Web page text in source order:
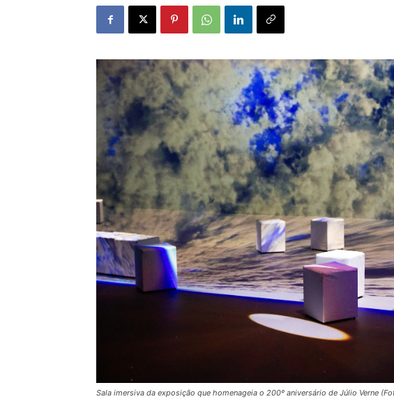
Sala imersiva da exposição que homenageia o 200º aniversário de Júlio Verne